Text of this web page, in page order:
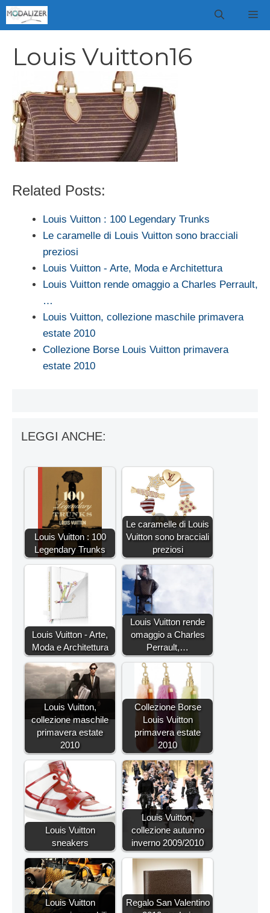
Vai
al
Louis Vuitton16
Related Posts:
Louis Vuitton : 100 Legendary Trunks
Le caramelle di Louis Vuitton sono bracciali
preziosi
Louis Vuitton - Arte, Moda e Architettura
Louis Vuitton rende omaggio a Charles Perrault,
…
Louis Vuitton, collezione maschile primavera
estate 2010
Collezione Borse Louis Vuitton primavera
estate 2010
LEGGI ANCHE:
Louis Vuitton : 100
Legendary Trunks
Le caramelle di Louis
Vuitton sono bracciali
preziosi
Louis Vuitton - Arte,
Moda e Architettura
Louis Vuitton rende
omaggio a Charles
Perrault,…
Louis Vuitton,
collezione maschile
primavera estate
2010
Collezione Borse
Louis Vuitton
primavera estate
2010
Louis Vuitton
sneakers
Louis Vuitton,
collezione autunno
inverno 2009/2010
Louis Vuitton
Regalo San Valentino